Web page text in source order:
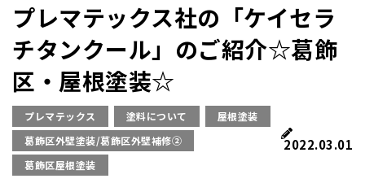
プレマテックス社の「ケイセラ
チタンクール」のご紹介☆葛飾
区・屋根塗装☆
プレマテックス 塗料について
屋根塗装
葛飾区外壁塗装/葛飾区外壁補修②
葛飾区屋根塗装
2022.03.01